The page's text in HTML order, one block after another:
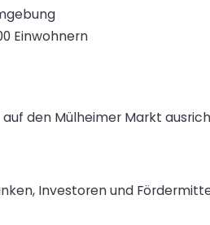
Einwohnern
den Mülheimer Markt
Investoren und